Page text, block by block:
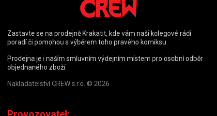
Zastavte se na prodejně Krakatit, kde vám naši kolegové rádi
poradí či pomohou s výběrem toho pravého komiksu.
Prodejna je i naším smluvním výdejním místem pro osobní odběr
objednaného zboží.
Nakladatelství CREW s.r.o. © 2026